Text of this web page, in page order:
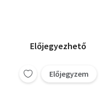
Előjegyezhető
Előjegyzem